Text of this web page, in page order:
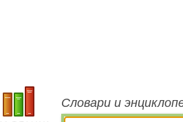
Словари и